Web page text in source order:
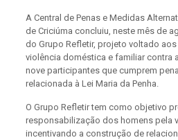
A Central de Penas e Medidas
de Criciúma concluiu, neste mês de
do Grupo Refletir, projeto voltado
violência doméstica e familiar contra
nove participantes que cumprem
relacionada à Lei Maria da Penha.
O Grupo Refletir tem como objetivo
responsabilização dos homens pela
incentivando a construção de